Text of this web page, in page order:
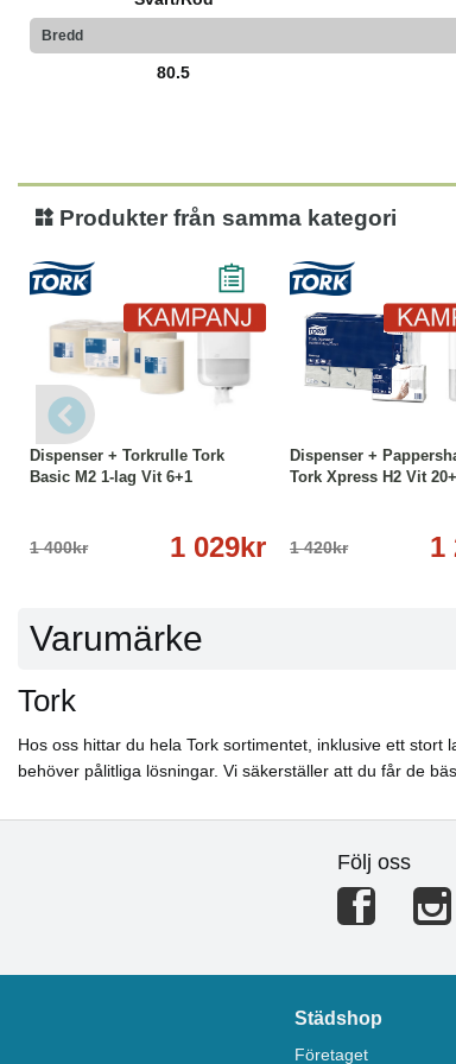
Bredd
80.5
Produkter från samma kategori
Dispenser + Torkrulle Tork
Basic M2 1-lag Vit 6+1
1 400kr 1 029kr
-27% Läs mer
Dispenser +
Tork Xpress H2 Vit
1 420kr 1
Köp
Varumärke
Tork
Hos oss hittar du hela Tork sortimentet, inklusive ett
behöver pålitliga lösningar. Vi säkerställer att du får de
Följ oss
Städshop
Företaget